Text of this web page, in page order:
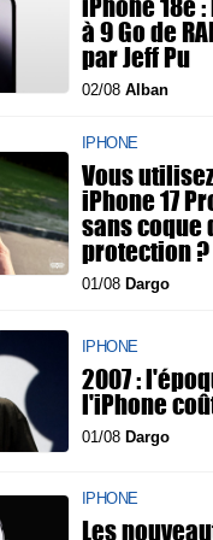
à 9 Go de
par Jeff Pu
02/08 Alban
IPHONE
Vous
iPhone 17
sans coque
protection ?
01/08 Dargo
IPHONE
2007 :
l'iPhone
01/08 Dargo
IPHONE
Les